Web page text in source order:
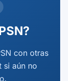
con otras
si aún no